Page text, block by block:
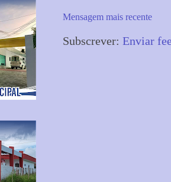
Mensagem mais recente
Subscrever: Enviar